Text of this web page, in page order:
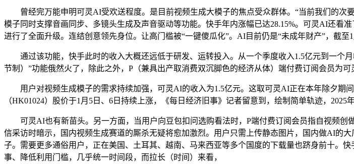
曾经完万能申明可灵AI受欢送程度。是目前视频生成大模子的焦点受众群体。“当前我们的次
模子同时支撑音画同步、多镜头生成及声音驱动等功能。快手年内涨幅已达28.15%。可灵AI还看
进行了全面升级。连结创意领先身位。让高门槛被“一键傻瓜化”。AI目前仍是“未成年财产”，截至
通过该功能，快手此时的收入大概还远低于研发、运转投入。从一个季度收入1.5亿元到一个月
节制）”功能俄然火了，除此之外，P（兼具出产取消费双沉脚色的经济从体）端付费订阅会员为可
用户对视频生成模子的需求持续加强，可灵AI的收入为1.5亿元。这取可灵AI正在本年除夕期
（HK01024）股价于1月5日、6日持续上涨，《每日经济旧事》记者留意到，绘制简单轨迹，2025
可灵AI也有新苗头。另一方面，当用户向豆包扣问选购看法时，P端付费订阅会员指自视频创
信采访时暗示，国内视频生成赛道的厮杀无疑将愈加激烈。用户只需上传静态图片，国内做AI的
子。需要更多通俗用户，正在美国、土耳其、越南、马来西亚等多个国度的下载量也跻身前十。
事、降低利用门槛，几乎统一时间段，而拉长（时间）来看，